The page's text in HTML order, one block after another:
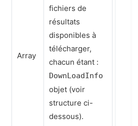
Array
fichiers de
résultats
disponibles à
télécharger,
chacun étant :
DownLoadInfo
objet (voir
structure ci-
dessous).